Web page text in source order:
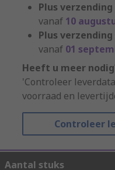
Plus verzending
vanaf 10
Plus verzending
vanaf 01
Heeft u meer
'Controleer
voorraad en
Controleer
Aantal stuks